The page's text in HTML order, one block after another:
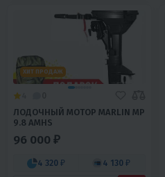
ХИТ ПРОДАЖ
ЛОДОЧНЫЙ МОТОР MARLIN MP
9.8 AMHS
96 000 ₽
4 320 ₽ 4 130 ₽